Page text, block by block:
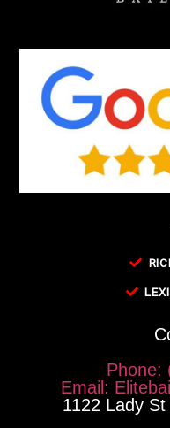
Phone:
Email:
1122 Lady